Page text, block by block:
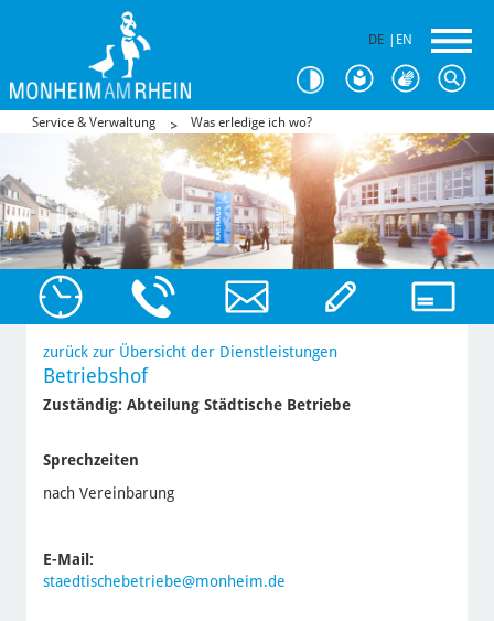
DE EN
Service & Verwaltung Was erledige ich wo?
zurück zur Übersicht der Dienstleistungen
Betriebshof
Zuständig: Abteilung Städtische Betriebe
Sprechzeiten
nach Vereinbarung
E-Mail:
staedtischebetriebe@monheim.de